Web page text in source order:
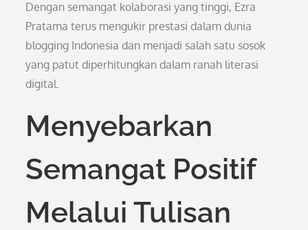
Dengan semangat kolaborasi yang tinggi, Ezra
Pratama terus mengukir prestasi dalam dunia
blogging Indonesia dan menjadi salah satu sosok
yang patut diperhitungkan dalam ranah literasi
digital.
Menyebarkan
Semangat Positif
Melalui Tulisan